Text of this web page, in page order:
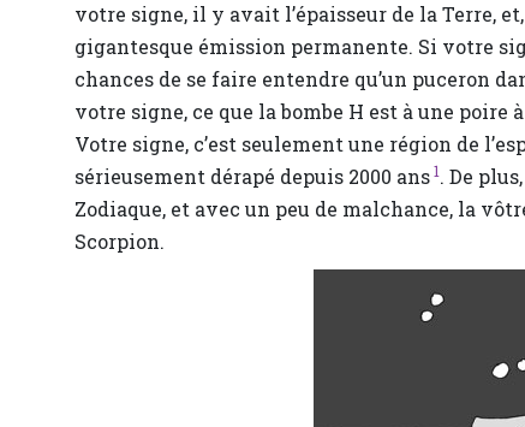
votre signe, il y avait l’épaisseur de la Terre,
gigantesque émission permanente. Si votre
chances de se faire entendre qu’un puceron
votre signe, ce que la bombe H est à une poire
Votre signe, c’est seulement une région de
sérieusement dérapé depuis 2000 ans1. De
Zodiaque, et avec un peu de malchance, la
Scorpion.